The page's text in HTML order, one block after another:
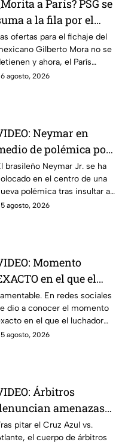
a París? PSG se
a la fila por el
de Gilberto
ofertas para el fichaje del
Gilberto Mora no se
y ahora, el París
Germain (PSG) Football
agosto, 2026
Neymar en
de polémica por
a aficionados y
de Remo
brasileño Neymar Jr. se ha
en el centro de una
polémica tras insultar a
y directivos del
agosto, 2026
Momento
en el que el
Emperador
sufre GRAVE
En redes sociales
dio a conocer el momento
en el que el luchador
Azteca sufre una
agosto, 2026
Árbitros
amenazas
policías tras partido
Cruz Azul vs
pitar el Cruz Azul vs.
el cuerpo de árbitros